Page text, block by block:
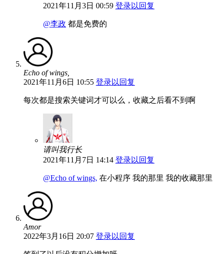
2021年11月3日 00:59 登录以回复
@李政 都是免费的
Echo of wings,
2021年11月6日 10:55 登录以回复
每次都是搜索关键词才可以么，收藏之后看不到啊
请叫我行长
2021年11月7日 14:14 登录以回复
@Echo of wings, 在小程序 我的那里 我的收藏那里
Amor
2022年3月16日 20:07 登录以回复